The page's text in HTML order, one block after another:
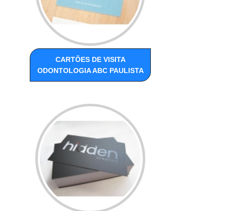
CARTÕES DE VISITA
ODONTOLOGIA ABC PAULISTA